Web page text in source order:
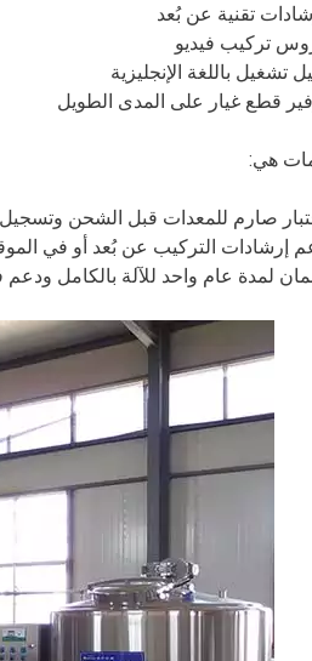
تقنية عن بُعد
تركيب فيديو
تشغيل باللغة الإنجليزية
قطع غيار على المدى الطويل
هي:
صارم للمعدات قبل الشحن وتسجيل
إرشادات التركيب عن بُعد أو في
لمدة عام واحد للآلة بالكامل ودعم